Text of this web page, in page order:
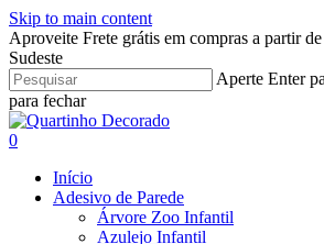
Skip to main content
Aproveite Frete grátis em compras a partir
Sudeste
Aperte Enter
para fechar
Close
Search
search
account
0
Início
Adesivo de Parede
Árvore Zoo Infantil
Azulejo Infantil